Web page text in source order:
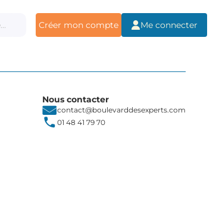
Créer mon compte Me connecter
Nous contacter
contact@boulevarddesexperts.com
01 48 41 79 70